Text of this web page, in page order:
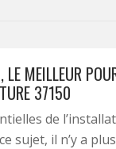
LE MEILLEUR
37150
de
sujet, il n’y a